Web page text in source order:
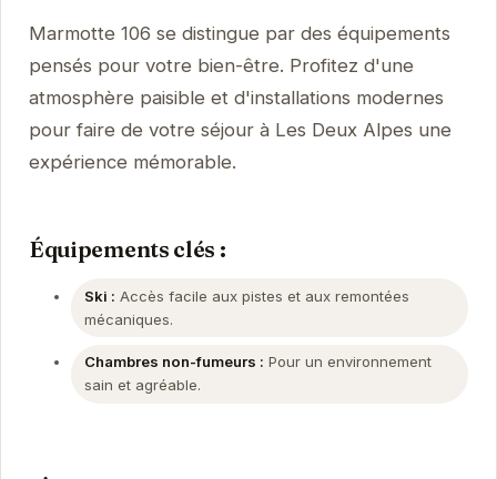
Marmotte 106 se distingue par des équipements
pensés pour votre bien-être. Profitez d'une
atmosphère paisible et d'installations modernes
pour faire de votre séjour à Les Deux Alpes une
expérience mémorable.
Équipements clés :
Ski : Accès facile aux pistes et aux remontées
mécaniques.
Chambres non-fumeurs : Pour un environnement
sain et agréable.